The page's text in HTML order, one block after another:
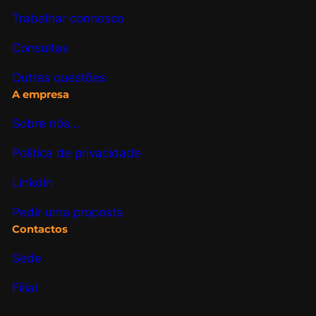
Trabalhar connosco
Consultas
Outras questões
A empresa
Sobre nós…
Politica de privacidade
Linkdin
Pedir uma proposta
Contactos
Sede
Filial